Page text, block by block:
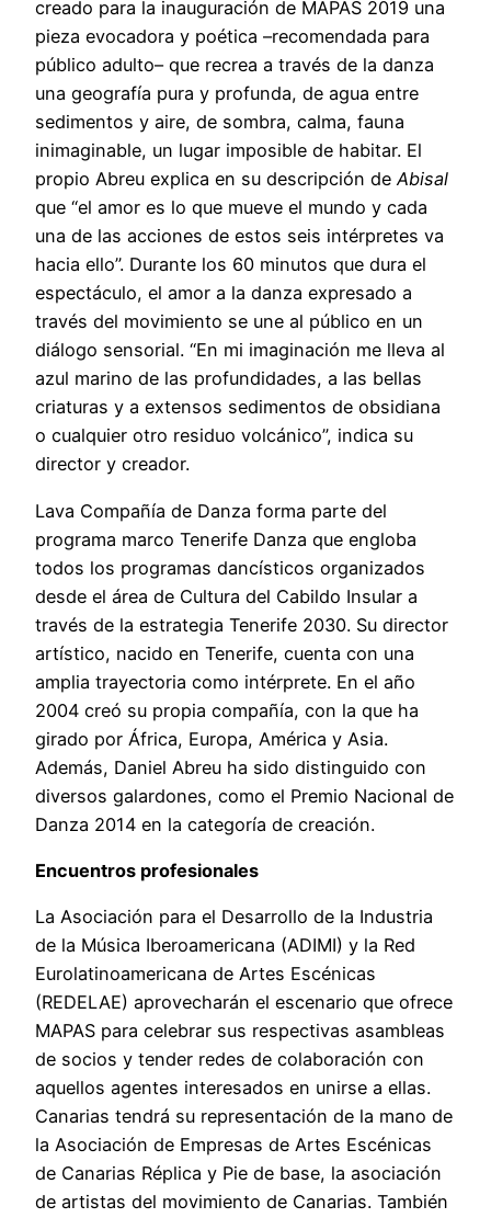
creado para la inauguración de MAPAS 2019 una
pieza evocadora y poética –recomendada para
público adulto– que recrea a través de la danza
una geografía pura y profunda, de agua entre
sedimentos y aire, de sombra, calma, fauna
inimaginable, un lugar imposible de habitar. El
propio Abreu explica en su descripción deAbisal
que “el amor es lo que mueve el mundo y cada
una de las acciones de estos seis intérpretes va
hacia ello”. Durante los 60 minutos que dura el
espectáculo, el amor a la danza expresado a
través del movimiento se une al público en un
diálogo sensorial. “En mi imaginación me lleva al
azul marino de las profundidades, a las bellas
criaturas y a extensos sedimentos de obsidiana
o cualquier otro residuo volcánico”, indica su
director y creador.
Lava Compañía de Danza forma parte del
programa marco Tenerife Danza que engloba
todos los programas dancísticos organizados
desde el área de Cultura del Cabildo Insular a
través de la estrategia Tenerife 2030. Su director
artístico, nacido en Tenerife, cuenta con una
amplia trayectoria como intérprete. En el año
2004 creó su propia compañía, con la que ha
girado por África, Europa, América y Asia.
Además, Daniel Abreu ha sido distinguido con
diversos galardones, como el Premio Nacional de
Danza 2014 en la categoría de creación.
Encuentros profesionales
La Asociación para el Desarrollo de la Industria
de la Música Iberoamericana (ADIMI) y la Red
Eurolatinoamericana de Artes Escénicas
(REDELAE) aprovecharán el escenario que ofrece
MAPAS para celebrar sus respectivas asambleas
de socios y tender redes de colaboración con
aquellos agentes interesados en unirse a ellas.
Canarias tendrá su representación de la mano de
la Asociación de Empresas de Artes Escénicas
de Canarias Réplica y Pie de base, la asociación
de artistas del movimiento de Canarias. También